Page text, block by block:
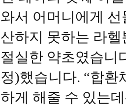
와서 어머니에게
산하지 못하는 라
절실한 약초였습니
정)했습니다. “합환
하게 해줄 수 있는